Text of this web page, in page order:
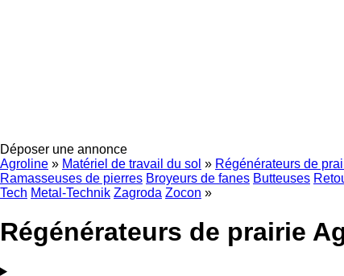
Déposer une annonce
Agroline » Matériel de travail du sol » Régénérateurs de
Ramasseuses de pierres Broyeurs de fanes Butteuses
Tech Metal-Technik Zagroda Zocon »
Régénérateurs de prairie